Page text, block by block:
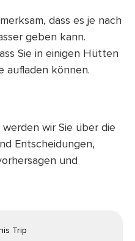
dass es je nach
geben kann.
Sie in einigen Hütten
aufladen können.
werden wir Sie über die
Entscheidungen,
und
Trip